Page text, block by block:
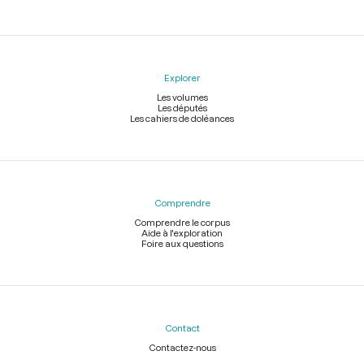
Explorer
Les volumes
Les députés
Les cahiers de doléances
Comprendre
Comprendre le corpus
Aide à l'exploration
Foire aux questions
Contact
Contactez-nous